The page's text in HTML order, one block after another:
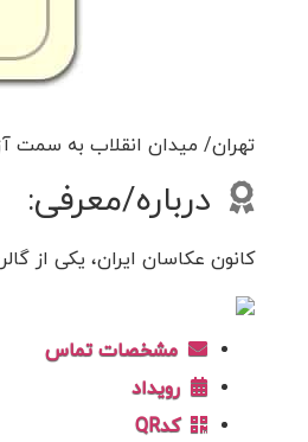
تهران/ میدان انقلاب به سمت
درباره/معرفی:
کانون عکاسان ایران، یکی از
مشخصات تماس
رویداد
کدQR